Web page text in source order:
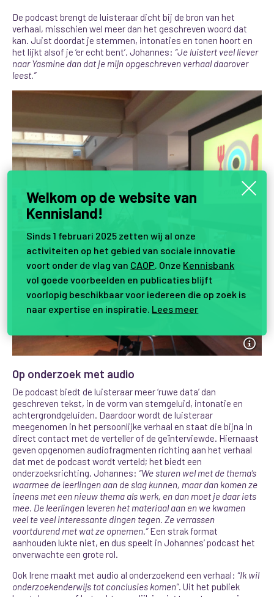
De podcast brengt de luisteraar dicht bij de bron van het
verhaal, misschien wel meer dan het geschreven woord dat
kan. Juist doordat je stemmen, intonaties en tonen hoort en
het lijkt alsof je ‘er echt bent’. Johannes:“Je luistert veel liever
naar Yasmine dan dat je mijn opgeschreven verhaal daarover
leest.”
Op onderzoek met audio
De podcast biedt de luisteraar meer ‘ruwe data’ dan
geschreven tekst, in de vorm van stemgeluid, intonatie en
achtergrondgeluiden. Daardoor wordt de luisteraar
meegenomen in het persoonlijke verhaal en staat die bijna in
direct contact met de verteller of de geïnterviewde. Hiernaast
geven opgenomen audiofragmenten richting aan het verhaal
dat met de podcast wordt verteld; het biedt een
onderzoeksrichting. Johannes:“We sturen wel met de thema’s
waarmee de leerlingen aan de slag kunnen, maar dan komen ze
ineens met een nieuw thema als werk, en dan moet je daar iets
mee. De leerlingen leveren het materiaal aan en we kwamen
veel te veel interessante dingen tegen. Ze verrassen
voortdurend met wat ze opnemen.”Een strak format
aanhouden lukte niet, en dus speelt in Johannes’ podcast het
onverwachte een grote rol.
Ook Irene maakt met audio al onderzoekend een verhaal:“Ik wil
onderzoekenderwijs tot conclusies komen”. Uit het publiek
Welkom op de website van
Kennisland!
Sinds 1 februari 2025 zetten wij al onze
activiteiten op het gebied van sociale innovatie
voort onder de vlag van CAOP. Onze Kennisbank
vol goede voorbeelden en publicaties blijft
voorlopig beschikbaar voor iedereen die op zoek is
naar expertise en inspiratie. Lees meer